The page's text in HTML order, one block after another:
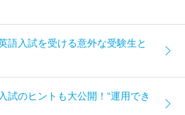
入試を受ける意外な受験生と
のヒントも大公開！“運用でき